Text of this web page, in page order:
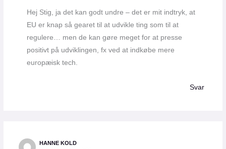
Hej Stig, ja det kan godt undre – det er mit indtryk, at
EU er knap så gearet til at udvikle ting som til at
regulere… men de kan gøre meget for at presse
positivt på udviklingen, fx ved at indkøbe mere
europæisk tech.
Svar
HANNE KOLD